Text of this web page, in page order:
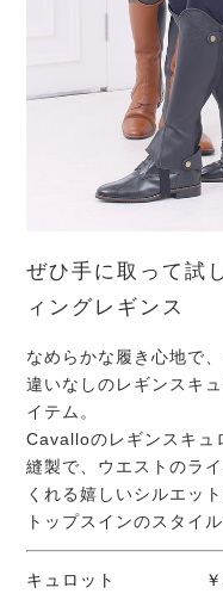
ぜひ手に取って試
ィングレギンス
なめらかな履き心地で
違いなしのレギンスキ
イテム。
Cavalloのレギンスキュ
縫製で、ウエストのラ
くれる嬉しいシルエット
トップスインのスタイ
キュロット ￥